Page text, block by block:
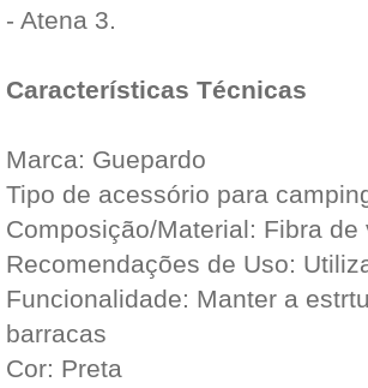
- Atena 3.
Características Técnicas
Marca: Guepardo
Tipo de acessório para
Composição/Material: Fibra de
Recomendações de Uso:
Funcionalidade: Manter a
barracas
Cor: Preta